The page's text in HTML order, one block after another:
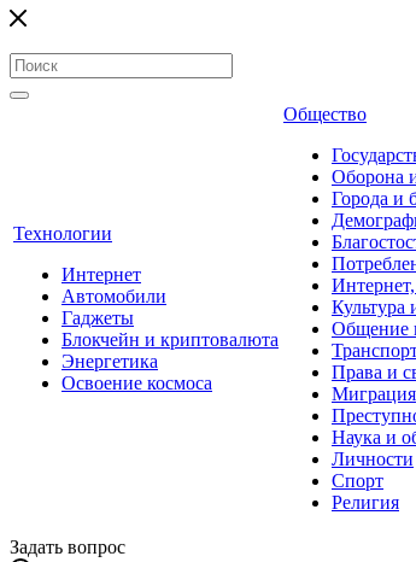
Технологии
Интернет
Автомобили
Гаджеты
Блокчейн и криптовалюта
Энергетика
Освоение космоса
Общество
Оборона
Города и
Культура
Общение
Права и
Миграция
Наука и
Личности
Спорт
Религия
Задать вопрос